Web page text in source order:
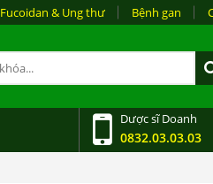
Fucoidan & Ung thư Bệnh gan
Dược sĩ Doanh
0832.03.03.03